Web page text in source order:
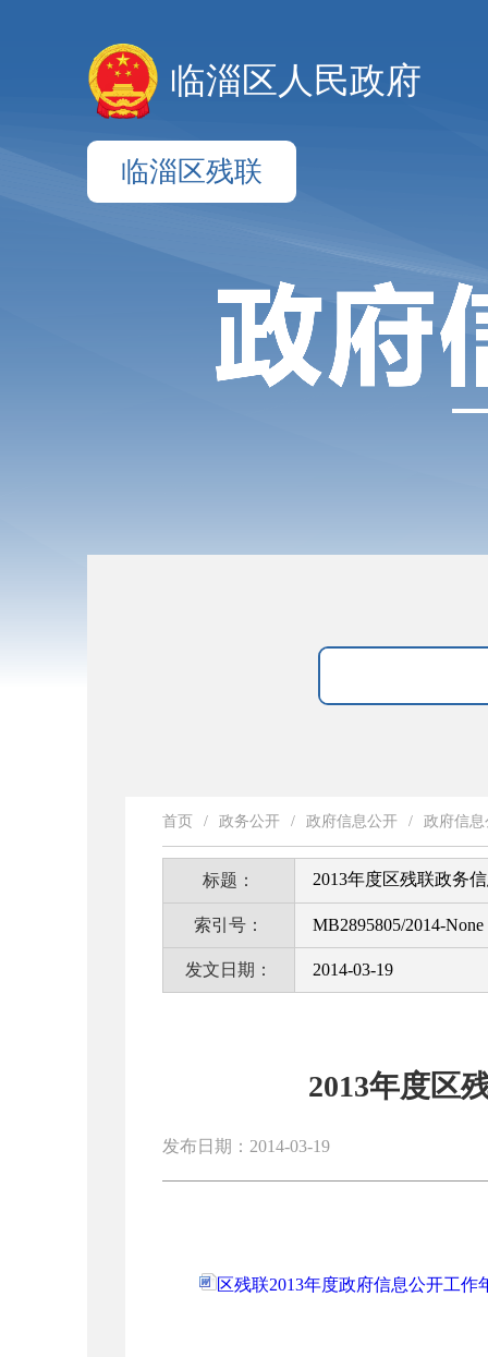
临淄区人民政府
临淄区残联
首页 / 政务公开 / 政府信息公开 / 政府信
标题： 2013年度区残联政务
索引号： MB2895805/2014-None
发文日期： 2014-03-19
2013年度区
发布日期：2014-03-19
区残联2013年度政府信息公开工作